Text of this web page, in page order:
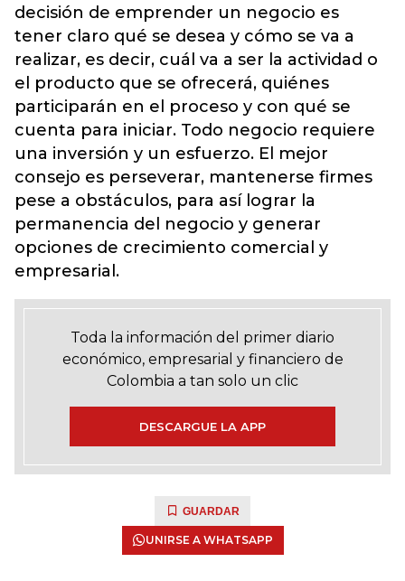
decisión de emprender un negocio es
tener claro qué se desea y cómo se va a
realizar, es decir, cuál va a ser la actividad o
el producto que se ofrecerá, quiénes
participarán en el proceso y con qué se
cuenta para iniciar. Todo negocio requiere
una inversión y un esfuerzo. El mejor
consejo es perseverar, mantenerse firmes
pese a obstáculos, para así lograr la
permanencia del negocio y generar
opciones de crecimiento comercial y
empresarial.
Toda la información del primer diario
económico, empresarial y financiero de
Colombia a tan solo un clic
DESCARGUE LA APP
GUARDAR
UNIRSE A WHATSAPP